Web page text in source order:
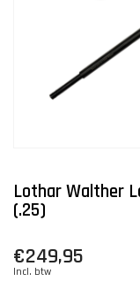
Lothar Walther
(.25)
€249,95
Incl. btw